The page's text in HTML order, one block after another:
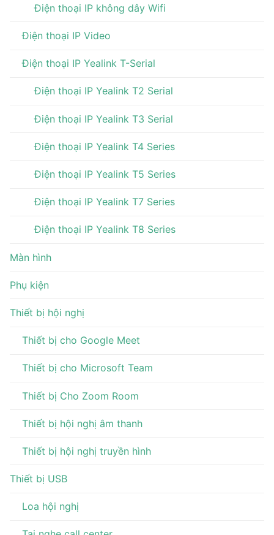
Điện thoại IP không dây Wifi
Điện thoại IP Video
Điện thoại IP Yealink T-Serial
Điện thoại IP Yealink T2 Serial
Điện thoại IP Yealink T3 Serial
Điện thoại IP Yealink T4 Series
Điện thoại IP Yealink T5 Series
Điện thoại IP Yealink T7 Series
Điện thoại IP Yealink T8 Series
Màn hình
Phụ kiện
Thiết bị hội nghị
Thiết bị cho Google Meet
Thiết bị cho Microsoft Team
Thiết bị Cho Zoom Room
Thiết bị hội nghị âm thanh
Thiết bị hội nghị truyền hình
Thiết bị USB
Loa hội nghị